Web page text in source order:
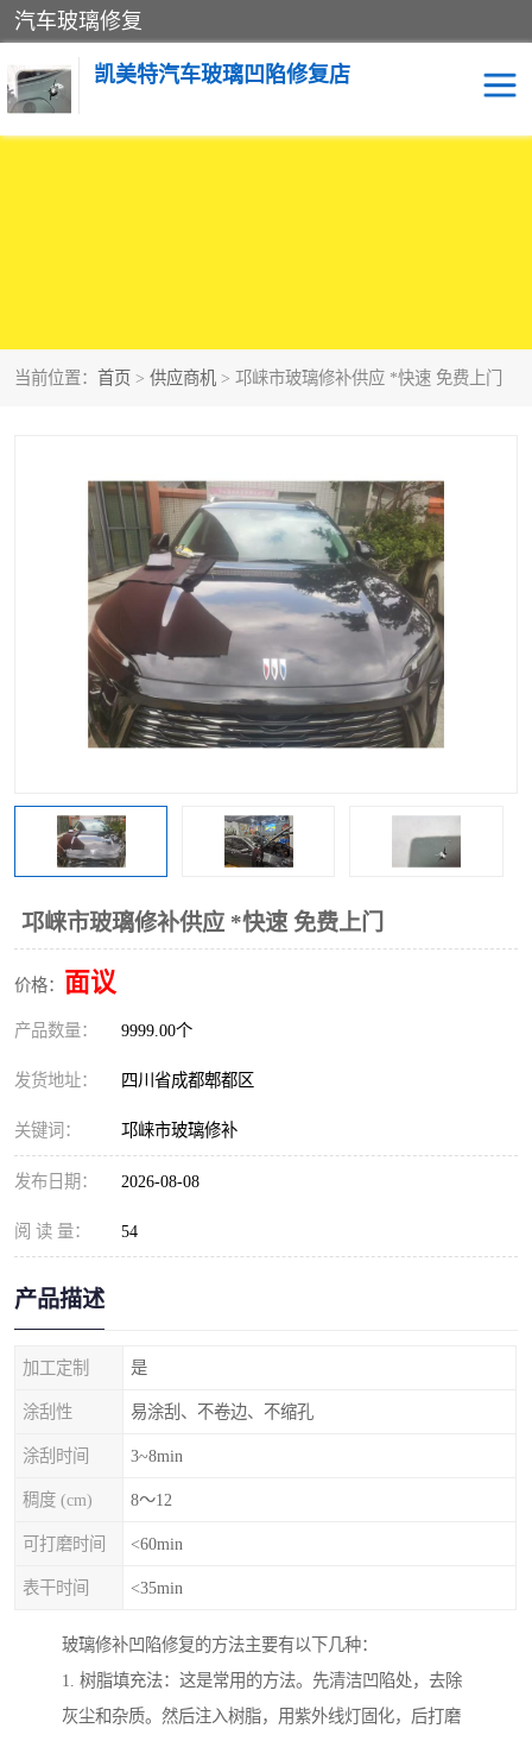
汽车玻璃修复
凯美特汽车玻璃凹陷修复店
当前位置： 首页 > 供应商机 > 邛崃市玻璃修补供应 *快速 免费上门
邛崃市玻璃修补供应 *快速 免费上门
价格： 面议
产品数量： 9999.00个
发货地址： 四川省成都郫都区
关键词： 邛崃市玻璃修补
发布日期： 2026-08-08
阅 读 量： 54
产品描述
加工定制 是
涂刮性 易涂刮、不卷边、不缩孔
涂刮时间 3~8min
稠度 (cm) 8～12
可打磨时间 <60min
表干时间 <35min
玻璃修补凹陷修复的方法主要有以下几种：
1. 树脂填充法：这是常用的方法。先清洁凹陷处，去除
灰尘和杂质。然后注入树脂，用紫外线灯固化，后打磨